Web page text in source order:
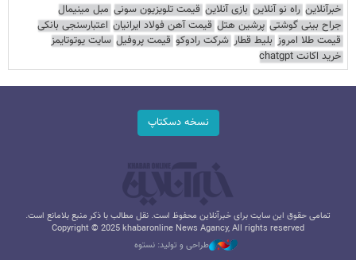
خبرآنلاین راه نو آنلاین بازی آنلاین قیمت تلویزیون سونی مبل مینیمال
جراح بینی گوشتی پرشین هتل قیمت آهن فولاد ایرانیان اعتبارسنجی بانکی
قیمت طلا امروز بلیط قطار شرکت رادوکو قیمت پروفیل سایت یوتوتایمز
خرید اکانت chatgpt
نسخه دسکتاپ
تمامی حقوق این سایت برای خبرآنلاین محفوظ است. نقل مطالب با ذکر منبع بلامانع است.
Copyright © 2025 khabaronline News Agancy, All rights reserved
طراحی و تولید: نستوه